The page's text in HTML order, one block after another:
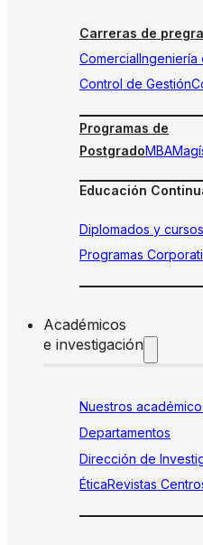
Carreras de
ComercialIngeniería
Control de Gestión
Programas de
PostgradoMBA
Educación
Diplomados y cursos
Programas
Académicos
e investigación
Nuestros
Departamentos
Dirección de
ÉticaRevistas